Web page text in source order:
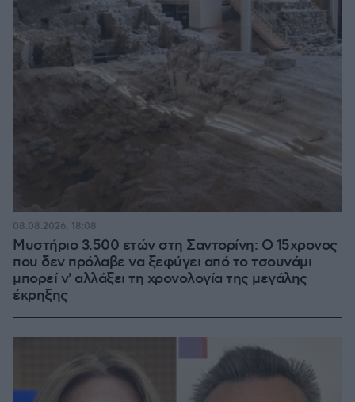
Μυστήριο 3.500 ετών στη Σαντορίνη: Ο 15χρονος
που δεν πρόλαβε να ξεφύγει από το τσουνάμι
μπορεί ν' αλλάξει τη χρονολογία της μεγάλης
έκρηξης
08.08.2026, 18:08